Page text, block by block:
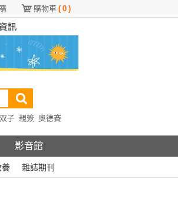
購物車 ( 0 )
子 親簽 奧德賽
影音館
養 雜誌期刊